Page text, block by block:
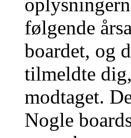
følgende
boardet, og
tilmeldte
modtaget.
Nogle